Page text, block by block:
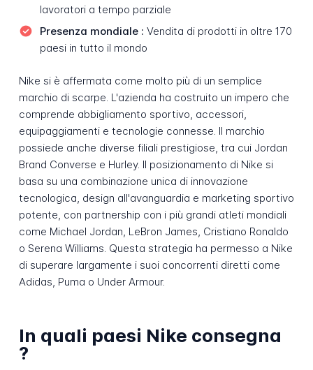
lavoratori a tempo parziale
Presenza mondiale : Vendita di prodotti in oltre 170
paesi in tutto il mondo
Nike si è affermata come molto più di un semplice
marchio di scarpe. L'azienda ha costruito un impero che
comprende abbigliamento sportivo, accessori,
equipaggiamenti e tecnologie connesse. Il marchio
possiede anche diverse filiali prestigiose, tra cui Jordan
Brand Converse e Hurley. Il posizionamento di Nike si
basa su una combinazione unica di innovazione
tecnologica, design all'avanguardia e marketing sportivo
potente, con partnership con i più grandi atleti mondiali
come Michael Jordan, LeBron James, Cristiano Ronaldo
o Serena Williams. Questa strategia ha permesso a Nike
di superare largamente i suoi concorrenti diretti come
Adidas, Puma o Under Armour.
In quali paesi Nike consegna
?